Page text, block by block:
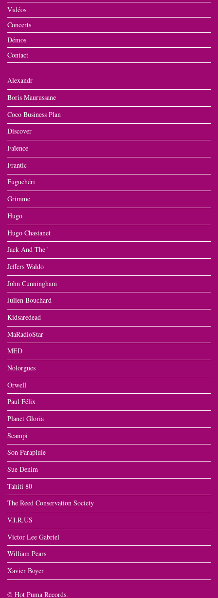
Vidéos
Concerts
Démos
Contact
Alexandr
Boris Maurussane
Coco Business Plan
Discover
Faïence
Frantic
Fuguchéri
Grimme
Hugo
Hugo Chastanet
Jack And The '
Jeffers Waldo
John Cunningham
Julien Bouchard
Kidsaredead
MaRadioStar
MED
Nolorgues
Orwell
Paul Félix
Planet Gloria
Scampi
Son Parapluie
Sue Denim
Tahiti 80
The Reed Conservation Society
V.I.R.US
Victor Lee Gabriel
William Pears
Xavier Boyer
© Hot Puma Records.